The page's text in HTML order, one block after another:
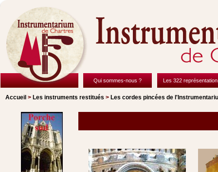
Qui sommes-nous ? Les 322
Accueil > Les instruments restitués > Les cordes pincées de